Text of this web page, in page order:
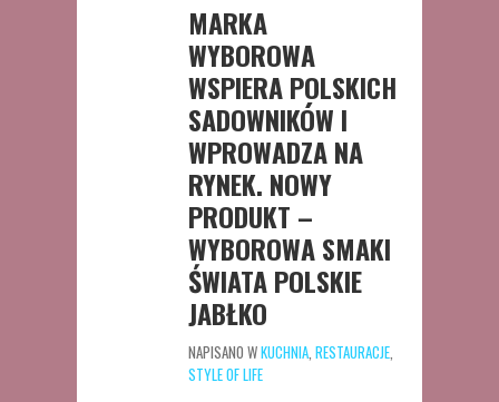
MARKA
WYBOROWA
WSPIERA POLSKICH
SADOWNIKÓW I
WPROWADZA NA
RYNEK. NOWY
PRODUKT –
WYBOROWA SMAKI
ŚWIATA POLSKIE
JABŁKO
NAPISANO WKUCHNIA RESTAURACJE
STYLE OF LIFE